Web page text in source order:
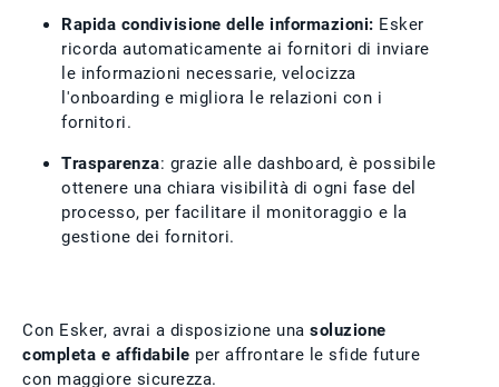
Rapida condivisione delle informazioni: Esker
ricorda automaticamente ai fornitori di inviare
le informazioni necessarie, velocizza
l'onboarding e migliora le relazioni con i
fornitori.
Trasparenza: grazie alle dashboard, è possibile
ottenere una chiara visibilità di ogni fase del
processo, per facilitare il monitoraggio e la
gestione dei fornitori.
Con Esker, avrai a disposizione una soluzione
completa e affidabile per affrontare le sfide future
con maggiore sicurezza.